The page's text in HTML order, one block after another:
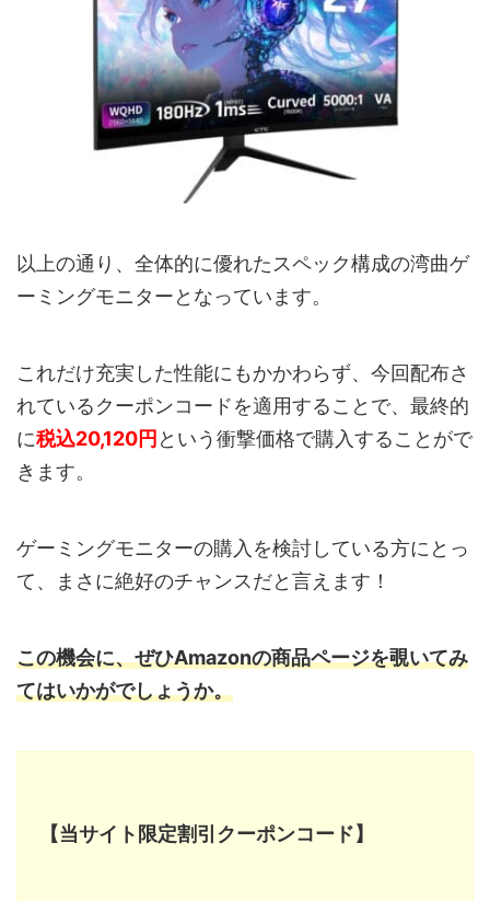
以上の通り、全体的に優れたスペック構成の湾曲ゲ
ーミングモニターとなっています。
これだけ充実した性能にもかかわらず、今回配布さ
れているクーポンコードを適用することで、最終的
に税込20,120円という衝撃価格で購入することがで
きます。
ゲーミングモニターの購入を検討している方にとっ
て、まさに絶好のチャンスだと言えます！
この機会に、ぜひAmazonの商品ページを覗いてみ
てはいかがでしょうか。
【当サイト限定割引クーポンコード】